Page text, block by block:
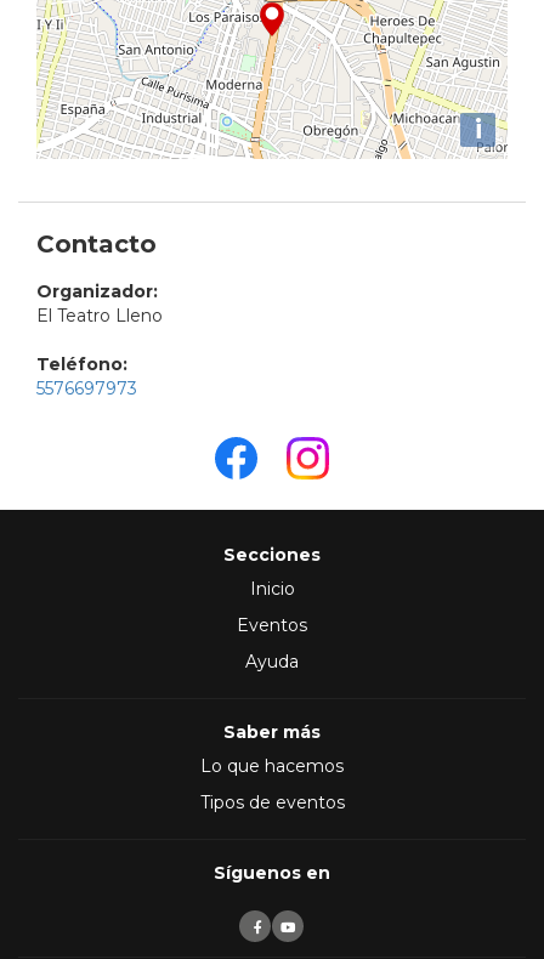
i
Contacto
Organizador:
El Teatro Lleno
Teléfono:
5576697973
Secciones
Inicio
Eventos
Ayuda
Saber más
Lo que hacemos
Tipos de eventos
Síguenos en